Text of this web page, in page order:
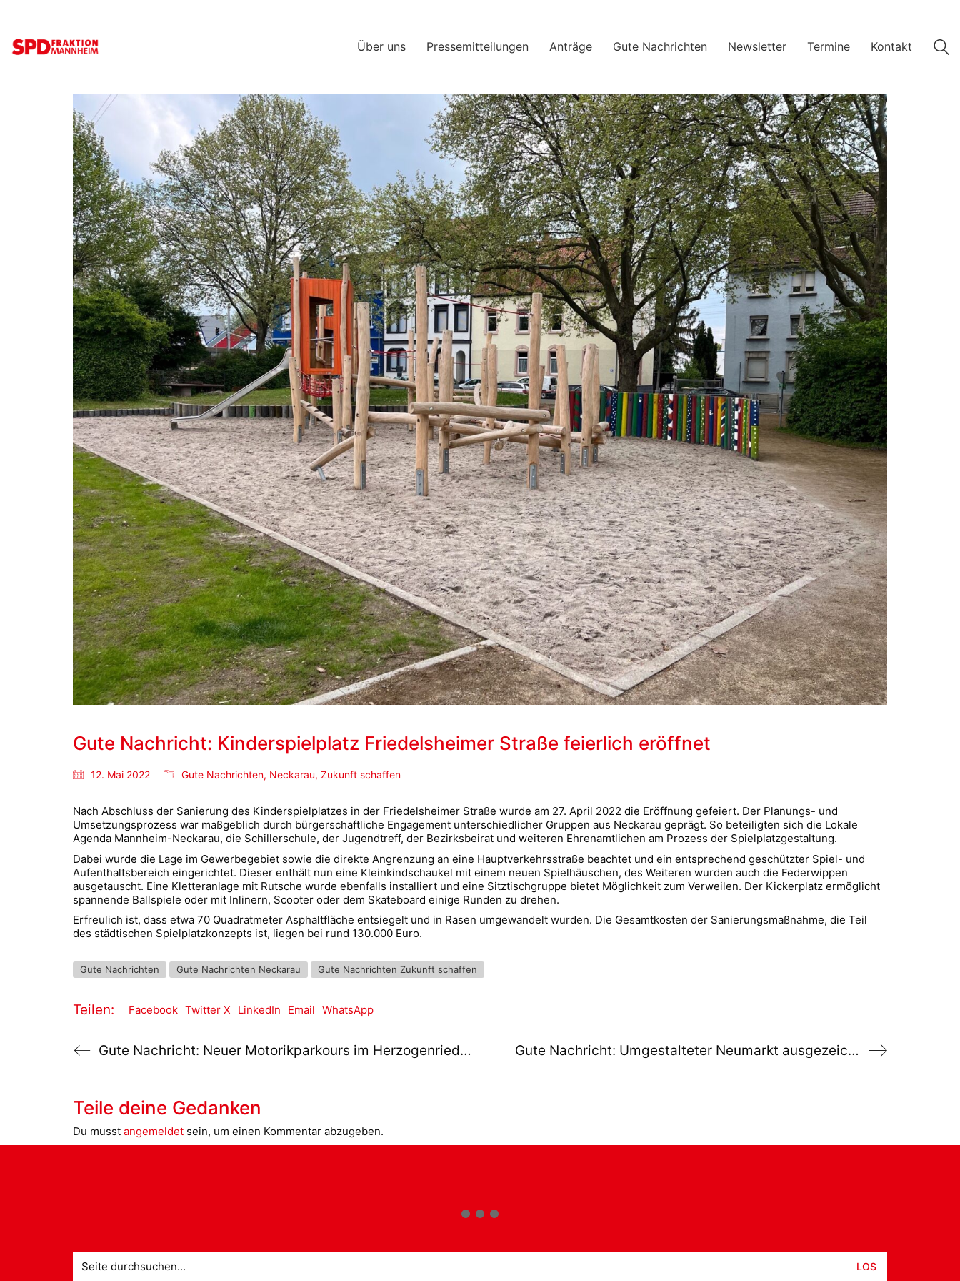
Über uns Pressemitteilungen Anträge Gute Nachrichten Newsletter Termine Kontakt
Gute Nachricht: Kinderspielplatz Friedelsheimer Straße feierlich eröffnet
12. Mai 2022 Gute Nachrichten, Neckarau, Zukunft schaffen
Nach Abschluss der Sanierung des Kinderspielplatzes in der Friedelsheimer Straße wurde am 27. April 2022 die Eröffnung gefeiert. Der Planungs- und
Umsetzungsprozess war maßgeblich durch bürgerschaftliche Engagement unterschiedlicher Gruppen aus Neckarau geprägt. So beteiligten sich die Lokale
Agenda Mannheim-Neckarau, die Schillerschule, der Jugendtreff, der Bezirksbeirat und weiteren Ehrenamtlichen am Prozess der Spielplatzgestaltung.
Dabei wurde die Lage im Gewerbegebiet sowie die direkte Angrenzung an eine Hauptverkehrsstraße beachtet und ein entsprechend geschützter Spiel- und
Aufenthaltsbereich eingerichtet. Dieser enthält nun eine Kleinkindschaukel mit einem neuen Spielhäuschen, des Weiteren wurden auch die Federwippen
ausgetauscht. Eine Kletteranlage mit Rutsche wurde ebenfalls installiert und eine Sitztischgruppe bietet Möglichkeit zum Verweilen. Der Kickerplatz ermöglicht
spannende Ballspiele oder mit Inlinern, Scooter oder dem Skateboard einige Runden zu drehen.
Erfreulich ist, dass etwa 70 Quadratmeter Asphaltfläche entsiegelt und in Rasen umgewandelt wurden. Die Gesamtkosten der Sanierungsmaßnahme, die Teil
des städtischen Spielplatzkonzepts ist, liegen bei rund 130.000 Euro.
Gute Nachrichten Gute Nachrichten Neckarau Gute Nachrichten Zukunft schaffen
Teilen: Facebook Twitter X LinkedIn Email WhatsApp
Gute Nachricht: Neuer Motorikparkours im Herzogenriedpark Gute Nachricht: Umgestalteter Neumarkt ausgezeichnet
Teile deine Gedanken
Du musst angemeldet sein, um einen Kommentar abzugeben.
nach: